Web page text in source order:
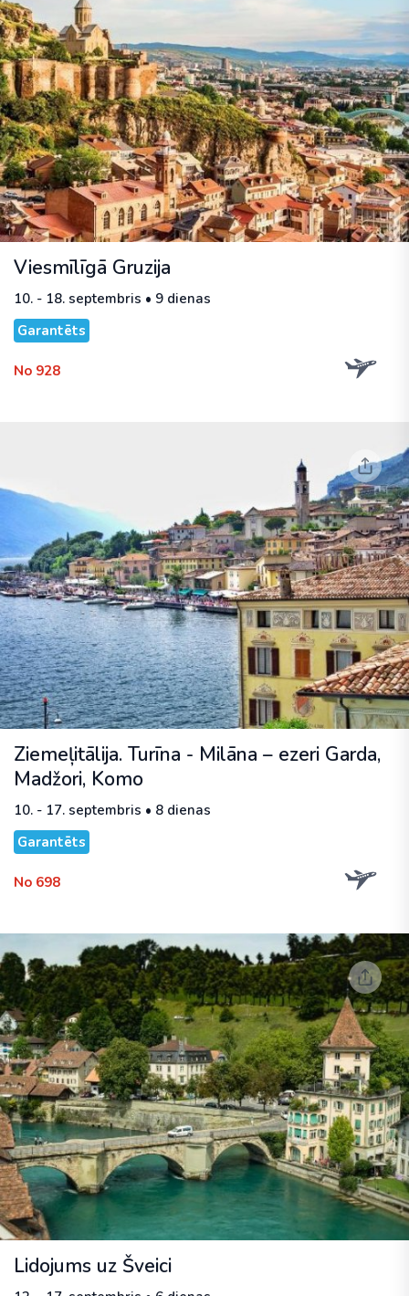
Viesmīlīgā Gruzija
10. - 18. septembris • 9 dienas
Garantēts
No 928
Ziemeļitālija. Turīna - Milāna – ezeri Garda,
Madžori, Komo
10. - 17. septembris • 8 dienas
Garantēts
No 698
Lidojums uz Šveici